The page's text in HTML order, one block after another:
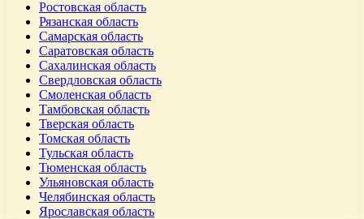
Ростовская область
Рязанская область
Самарская область
Саратовская область
Сахалинская область
Свердловская область
Смоленская область
Тамбовская область
Тверская область
Томская область
Тульская область
Тюменская область
Ульяновская область
Челябинская область
Ярославская область